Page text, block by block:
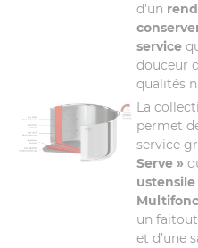
d’un
service
douceur
qualités
La
permet
service
Serve »
un
et d’une